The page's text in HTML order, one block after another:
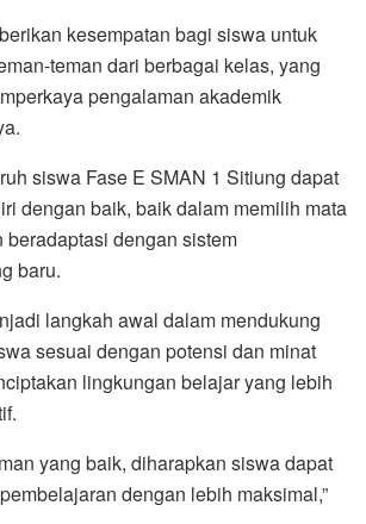
kesempatan bagi siswa untuk
teman dari berbagai kelas, yang
pengalaman akademik
siswa Fase E SMAN 1 Sitiung dapat
dengan baik, baik dalam memilih mata
dengan sistem
baru.
langkah awal dalam mendukung
sesuai dengan potensi dan minat
lingkungan belajar yang lebih
yang baik, diharapkan siswa dapat
dengan lebih maksimal,”